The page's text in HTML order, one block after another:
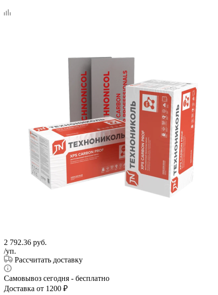
2 792.36 руб.
/уп.
Рассчитать доставку
Самовывоз сегодня - бесплатно
Доставка от 1200 ₽